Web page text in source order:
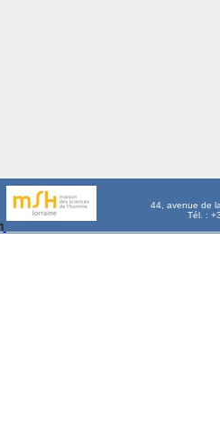
44, avenue de
Tél. :